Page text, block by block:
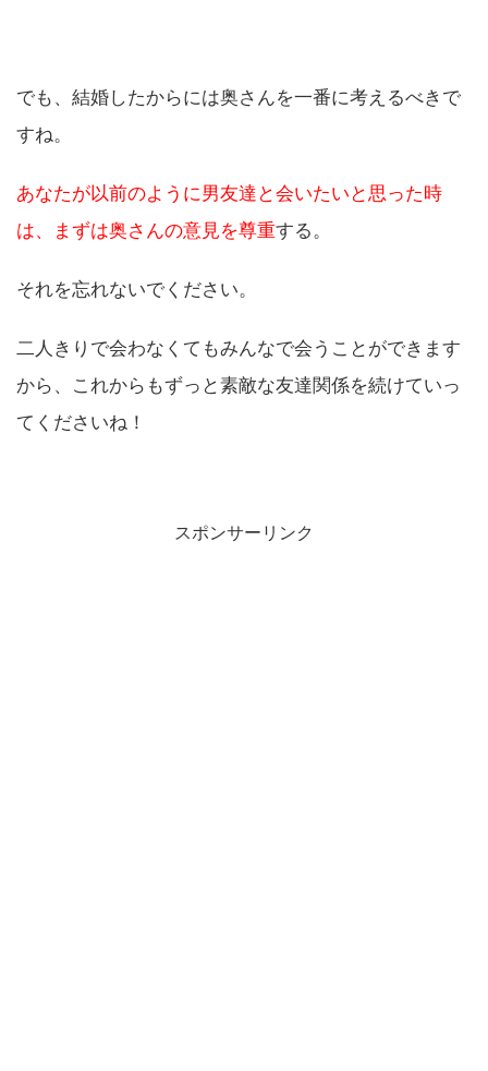
でも、結婚したからには奥さんを一番に考えるべきで
すね。
あなたが以前のように男友達と会いたいと思った時
は、まずは奥さんの意見を尊重する。
それを忘れないでください。
二人きりで会わなくてもみんなで会うことができます
から、これからもずっと素敵な友達関係を続けていっ
てくださいね！
スポンサーリンク